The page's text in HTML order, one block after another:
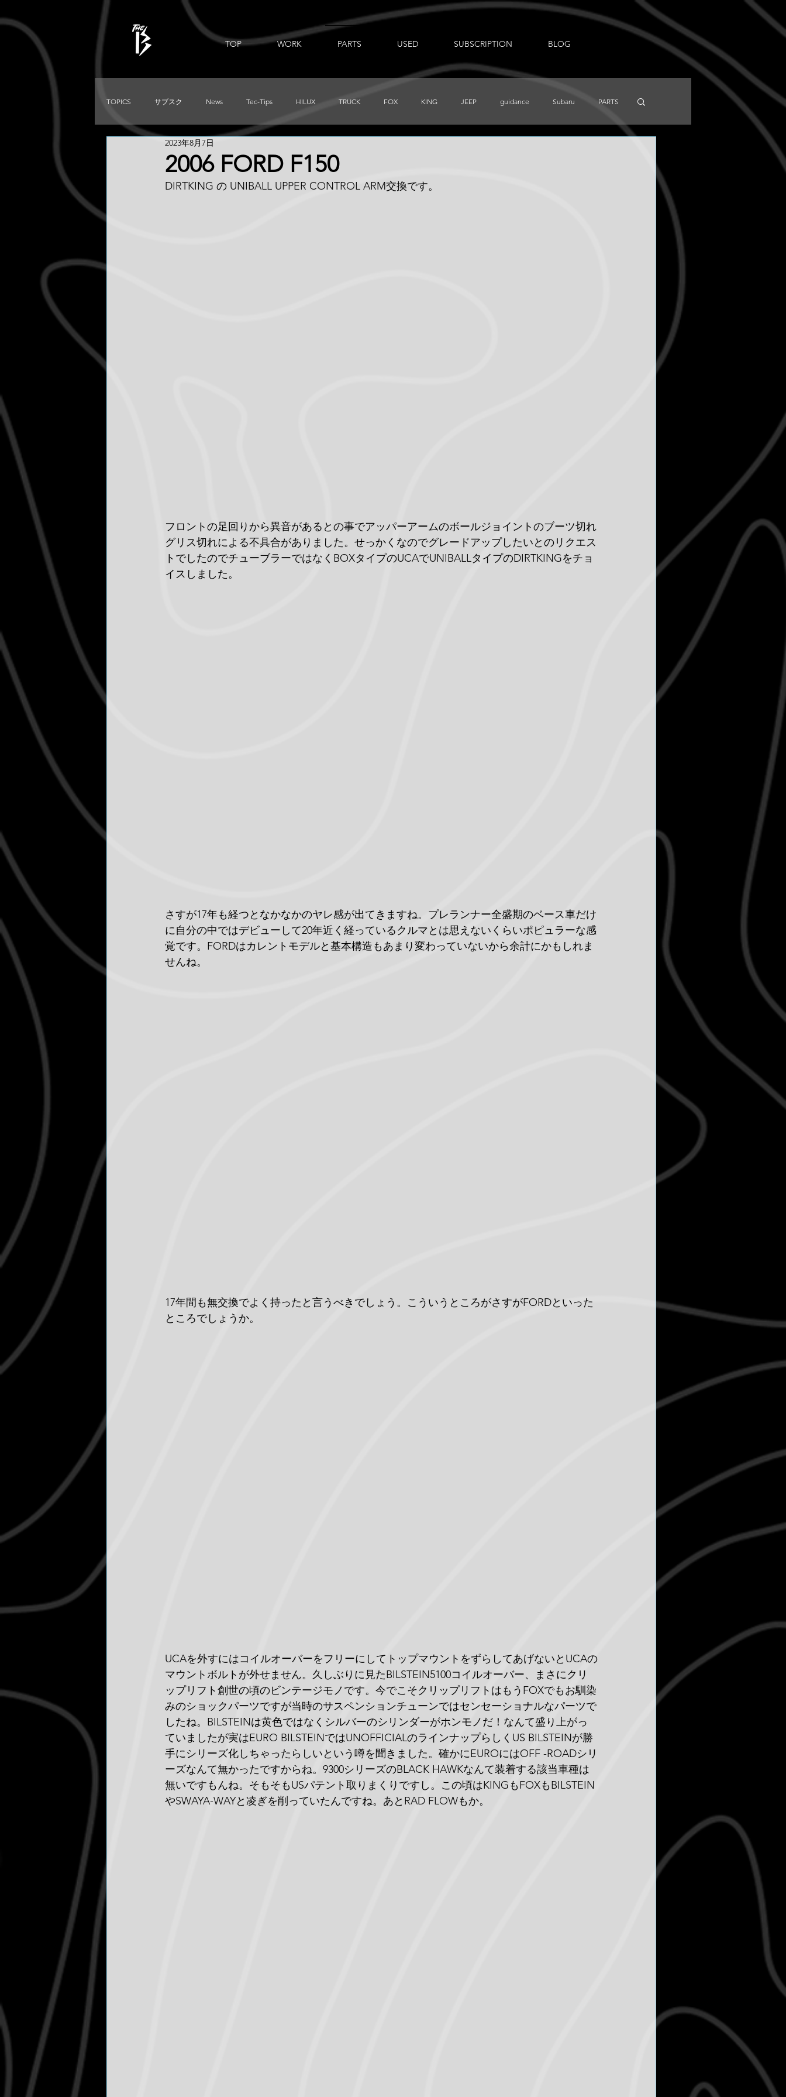
TOP WORK PARTS USED SUBSCRIPTION BLOG
TOPICS サブスク News Tec-Tips HILUX TRUCK FOX KING JEEP guidance Subaru PARTS
Used
TUNDRA
2006 FORD F150
2023年8月7日
DIRTKING の UNIBALL UPPER CONTROL ARM交換です。
フロントの足回りから異音があるとの事でアッパーアームのボールジョイントのブーツ切れ
グリス切れによる不具合がありました。せっかくなのでグレードアップしたいとのリクエス
トでしたのでチューブラーではなくBOXタイプのUCAでUNIBALLタイプのDIRTKINGをチョ
イスしました。
さすが17年も経つとなかなかのヤレ感が出てきますね。プレランナー全盛期のベース車だけ
に自分の中ではデビューして20年近く経っているクルマとは思えないくらいポピュラーな感
覚です。FORDはカレントモデルと基本構造もあまり変わっていないから余計にかもしれま
せんね。
17年間も無交換でよく持ったと言うべきでしょう。こういうところがさすがFORDといった
ところでしょうか。
UCAを外すにはコイルオーバーをフリーにしてトップマウントをずらしてあげないとUCAの
マウントボルトが外せません。久しぶりに見たBILSTEIN5100コイルオーバー、まさにクリ
ップリフト創世の頃のビンテージモノです。今でこそクリップリフトはもうFOXでもお馴染
みのショックパーツですが当時のサスペンションチューンではセンセーショナルなパーツで
したね。BILSTEINは黄色ではなくシルバーのシリンダーがホンモノだ！なんて盛り上がっ
ていましたが実はEURO BILSTEINではUNOFFICIALのラインナップらしくUS BILSTEINが勝
手にシリーズ化しちゃったらしいという噂を聞きました。確かにEUROにはOFF -ROADシリ
ーズなんて無かったですからね。9300シリーズのBLACK HAWKなんて装着する該当車種は
無いですもんね。そもそもUSパテント取りまくりですし。この頃はKINGもFOXもBILSTEIN
やSWAYA-WAYと凌ぎを削っていたんですね。あとRAD FLOWもか。